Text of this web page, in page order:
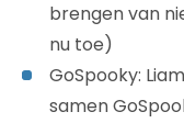
brengen van
nu toe)
GoSpooky:
samen